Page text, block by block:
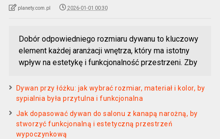
planety.com.pl 2026-01-01 00:30
Dobór odpowiedniego rozmiaru dywanu to kluczowy
element każdej aranżacji wnętrza, który ma istotny
wpływ na estetykę i funkcjonalność przestrzeni. Zby
Dywan przy łóżku: jak wybrać rozmiar, materiał i kolor, by
sypialnia była przytulna i funkcjonalna
Jak dopasować dywan do salonu z kanapą narożną, by
stworzyć funkcjonalną i estetyczną przestrzeń
wypoczynkową